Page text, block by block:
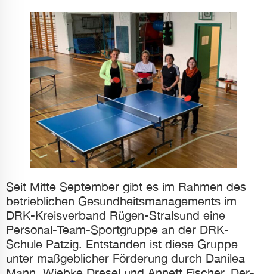
Seit Mitte September gibt es im Rahmen des
betrieblichen Gesundheits­managements im
DRK-Kreis­verband Rügen-Stralsund eine
Personal-Team-Sport­gruppe an der DRK-
Schule Patzig. Ent­standen ist diese Gruppe
unter maß­geblicher Förderung durch Danilea
Modus
sicherer Modus